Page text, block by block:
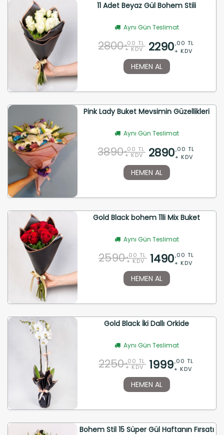
11 Adet Beyaz Gül Bohem Stili
Aynı Gün Teslimat
2800 ,00 TL
+ KDV 2290,00 TL
+ KDV
HEMEN AL
Pink Lady Buket Mevsimin Güzellikleri
Aynı Gün Teslimat
3890 ,00 TL
+ KDV 2890,00 TL
+ KDV
HEMEN AL
Gold Black bohem 11li Mix Buket
Aynı Gün Teslimat
2590 ,00 TL
+ KDV 1490,00 TL
+ KDV
HEMEN AL
Gold Black İki Dallı Orkide
Aynı Gün Teslimat
2250 ,00 TL
+ KDV 1999,00 TL
+ KDV
HEMEN AL
Bohem Stil 15 Süper Gül Haftanın Fırsatı